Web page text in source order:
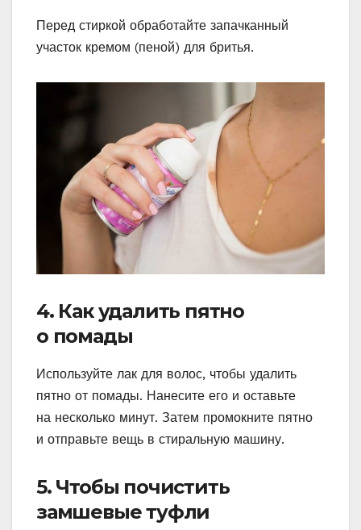
Перед стиркой обработайте запачканный
участок кремом (пеной) для бритья.
4. Как удалить пятно
о помады
Используйте лак для волос, чтобы удалить
пятно от помады. Нанесите его и оставьте
на несколько минут. Затем промокните пятно
и отправьте вещь в стиральную машину.
5. Чтобы почистить
замшевые туфли